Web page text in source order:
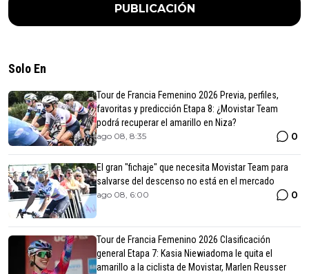
PUBLICACIÓN
Solo En
Tour de Francia Femenino 2026 Previa, perfiles,
favoritas y predicción Etapa 8: ¿Movistar Team
podrá recuperar el amarillo en Niza?
ago 08, 8:35 0
El gran "fichaje" que necesita Movistar Team para
salvarse del descenso no está en el mercado
ago 08, 6:00 0
Tour de Francia Femenino 2026 Clasificación
general Etapa 7: Kasia Niewiadoma le quita el
amarillo a la ciclista de Movistar, Marlen Reusser